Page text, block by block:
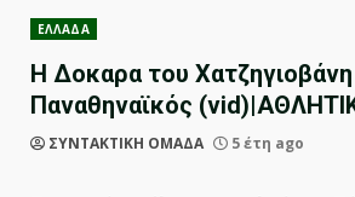
ΕΛΛΑΔΑ
Η Δοκαρα του Χατζηγιοβάνη
Παναθηναϊκός
ΣΥΝΤΑΚΤΙΚΗ ΟΜΑΔΑ 5 έτη ago